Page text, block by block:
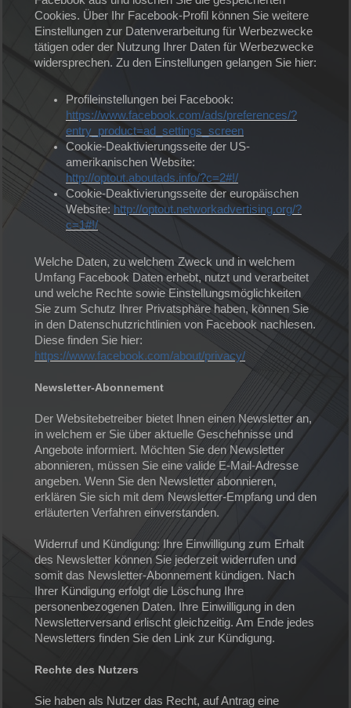
Cookies. Über Ihr Facebook-Profil können Sie weitere
Einstellungen zur Datenverarbeitung für Werbezwecke
tätigen oder der Nutzung Ihrer Daten für Werbezwecke
widersprechen. Zu den Einstellungen gelangen Sie hier:
Profileinstellungen bei Facebook:
https://www.facebook.com/ads/preferences/?
entry_product=ad_settings_screen
Cookie-Deaktivierungsseite der US-
amerikanischen Website:
http://optout.aboutads.info/?c=2#!/
Cookie-Deaktivierungsseite der europäischen
Website: http://optout.networkadvertising.org/?
c=1#!/
Welche Daten, zu welchem Zweck und in welchem
Umfang Facebook Daten erhebt, nutzt und verarbeitet
und welche Rechte sowie Einstellungsmöglichkeiten
Sie zum Schutz Ihrer Privatsphäre haben, können Sie
in den Datenschutzrichtlinien von Facebook nachlesen.
Diese finden Sie hier:
https://www.facebook.com/about/privacy/
Newsletter-Abonnement
Der Websitebetreiber bietet Ihnen einen Newsletter an,
in welchem er Sie über aktuelle Geschehnisse und
Angebote informiert. Möchten Sie den Newsletter
abonnieren, müssen Sie eine valide E-Mail-Adresse
angeben. Wenn Sie den Newsletter abonnieren,
erklären Sie sich mit dem Newsletter-Empfang und den
erläuterten Verfahren einverstanden.
Widerruf und Kündigung: Ihre Einwilligung zum Erhalt
des Newsletter können Sie jederzeit widerrufen und
somit das Newsletter-Abonnement kündigen. Nach
Ihrer Kündigung erfolgt die Löschung Ihre
personenbezogenen Daten. Ihre Einwilligung in den
Newsletterversand erlischt gleichzeitig. Am Ende jedes
Newsletters finden Sie den Link zur Kündigung.
Rechte des Nutzers
Sie haben als Nutzer das Recht, auf Antrag eine